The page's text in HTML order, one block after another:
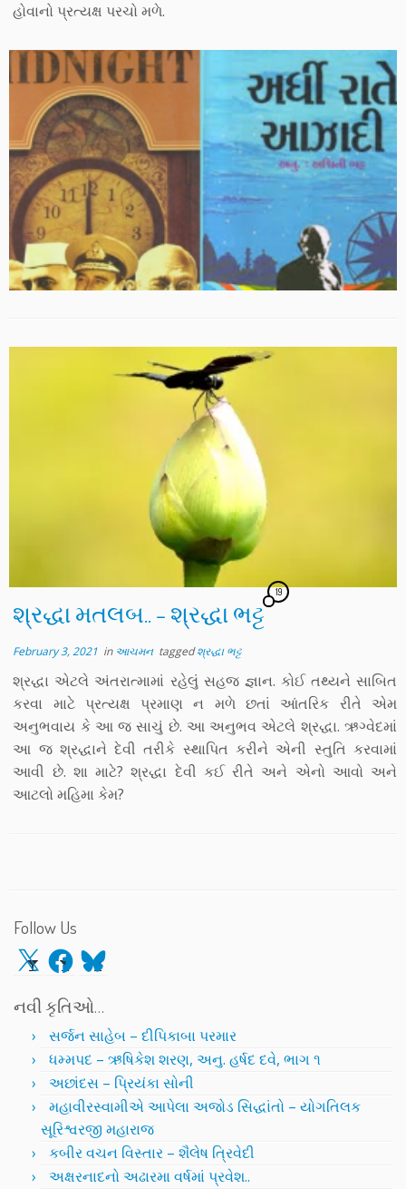
હોવાનો પ્રત્યક્ષ પરચો મળે.
શ્રદ્ધા મતલબ.. – શ્રદ્ધા ભટ્ટ
19
February 3, 2021 in આચમન taggedશ્રદ્ધા ભટ્ટ
શ્રદ્ધા એટલે અંતરાત્મામાં રહેલું સહજ જ્ઞાન. કોઈ તથ્યને સાબિત
કરવા માટે પ્રત્યક્ષ પ્રમાણ ન મળે છતાં આંતરિક રીતે એમ
અનુભવાય કે આ જ સાચું છે. આ અનુભવ એટલે શ્રદ્ધા. ઋગ્વેદમાં
આ જ શ્રદ્ધાને દેવી તરીકે સ્થાપિત કરીને એની સ્તુતિ કરવામાં
આવી છે. શા માટે? શ્રદ્ધા દેવી કઈ રીતે અને એનો આવો અને
આટલો મહિમા કેમ?
Follow Us
X Facebook
Bluesky
નવી કૃતિઓ…
સર્જન સાહેબ – દીપિકાબા પરમાર
ધમ્મપદ – ઋષિકેશ શરણ, અનુ. હર્ષદ દવે, ભાગ ૧
અછાંદસ – પ્રિયંકા સોની
મહાવીરસ્વામીએ આપેલા અજોડ સિદ્ધાંતો – યોગતિલક
સૂરિશ્વરજી મહારાજ
કબીર વચન વિસ્તાર – શૈલેષ ત્રિવેદી
અક્ષરનાદનો અઢારમા વર્ષમાં પ્રવેશ..